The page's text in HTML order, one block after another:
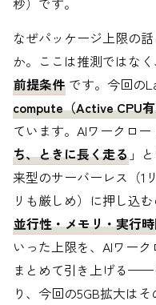
なぜパッケージ上限の
か。ここは推測ではな
前提条件 です。今回の
compute（Active CPU
ています。AIワークロー
ち、ときに長く走る 」
来型のサーバーレス（1
リも厳しめ）に押し込
並行性・メモリ・実行
いった上限を、AIワー
まとめて引き上げる——
り、今回の5GB拡大は